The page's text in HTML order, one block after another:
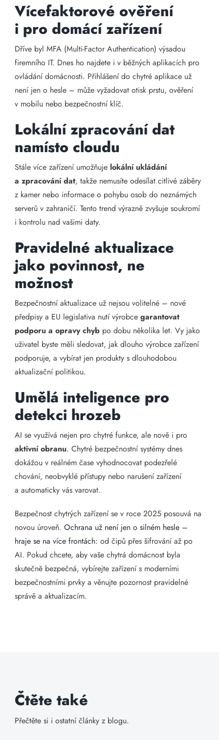
Vícefaktorové ověření
i pro domácí zařízení
Dříve byl MFA (Multi-Factor Authentication) výsadou
firemního IT. Dnes ho najdete i v běžných aplikacích pro
ovládání domácnosti. Přihlášení do chytré aplikace už
není jen o hesle – může vyžadovat otisk prstu, ověření
v mobilu nebo bezpečnostní klíč.
Lokální zpracování dat
namísto cloudu
Stále více zařízení umožňuje lokální ukládání
a zpracování dat, takže nemusíte odesílat citlivé záběry
z kamer nebo informace o pohybu osob do neznámých
serverů v zahraničí. Tento trend výrazně zvyšuje soukromí
i kontrolu nad vašimi daty.
Pravidelné aktualizace
jako povinnost, ne
možnost
Bezpečnostní aktualizace už nejsou volitelné – nové
předpisy a EU legislativa nutí výrobce garantovat
podporu a opravy chyb po dobu několika let. Vy jako
uživatel byste měli sledovat, jak dlouho výrobce zařízení
podporuje, a vybírat jen produkty s dlouhodobou
aktualizační politikou.
Umělá inteligence pro
detekci hrozeb
AI se využívá nejen pro chytré funkce, ale nově i pro
aktivní obranu. Chytré bezpečnostní systémy dnes
dokážou v reálném čase vyhodnocovat podezřelé
chování, neobvyklé přístupy nebo narušení zařízení
a automaticky vás varovat.
Bezpečnost chytrých zařízení se v roce 2025 posouvá na
novou úroveň. Ochrana už není jen o silném hesle –
hraje se na více frontách: od čipů přes šifrování až po
AI. Pokud chcete, aby vaše chytrá domácnost byla
skutečně bezpečná, vybírejte zařízení s moderními
bezpečnostními prvky a věnujte pozornost pravidelné
správě a aktualizacím.
Čtěte také
Přečtěte si i ostatní články z blogu.